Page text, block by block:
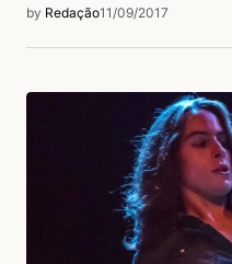
by Redação11/09/2017